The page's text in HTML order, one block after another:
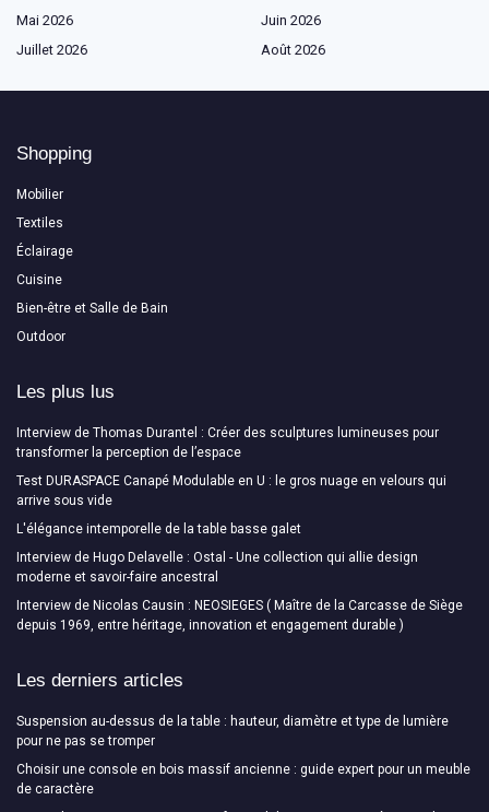
Mai 2026
Juin 2026
Juillet 2026
Août 2026
Shopping
Mobilier
Textiles
Éclairage
Cuisine
Bien-être et Salle de Bain
Outdoor
Les plus lus
Interview de Thomas Durantel : Créer des sculptures lumineuses pour
transformer la perception de l’espace
Test DURASPACE Canapé Modulable en U : le gros nuage en velours qui
arrive sous vide
L'élégance intemporelle de la table basse galet
Interview de Hugo Delavelle : Ostal - Une collection qui allie design
moderne et savoir-faire ancestral
Interview de Nicolas Causin : NEOSIEGES ( Maître de la Carcasse de Siège
depuis 1969, entre héritage, innovation et engagement durable )
Les derniers articles
Suspension au-dessus de la table : hauteur, diamètre et type de lumière
pour ne pas se tromper
Choisir une console en bois massif ancienne : guide expert pour un meuble
de caractère